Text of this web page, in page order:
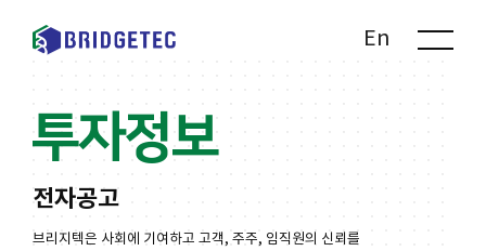
En
투자정보
전자공고
브리지텍은 사회에 기여하고 고객, 주주, 임직원의 신뢰를